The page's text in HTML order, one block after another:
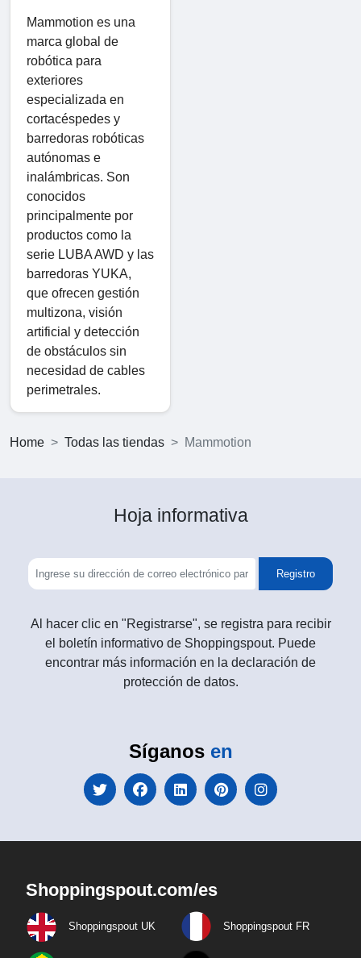
Mammotion es una
marca global de
robótica para
exteriores
especializada en
cortacéspedes y
barredoras robóticas
autónomas e
inalámbricas. Son
conocidos
principalmente por
productos como la
serie LUBA AWD y las
barredoras YUKA,
que ofrecen gestión
multizona, visión
artificial y detección
de obstáculos sin
necesidad de cables
perimetrales.
Home Todas las tiendas Mammotion
Hoja informativa
Registro
Al hacer clic en "Registrarse", se registra para recibir
el boletín informativo de Shoppingspout. Puede
encontrar más información en la declaración de
protección de datos.
Síganos en
Shoppingspout.com/es
Shoppingspout UK Shoppingspout FR